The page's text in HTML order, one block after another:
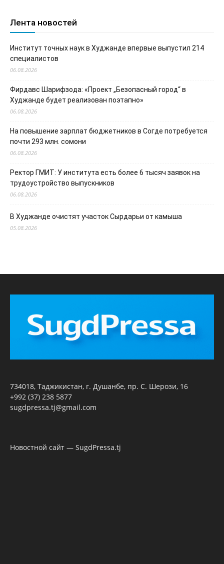
Лента новостей
Институт точных наук в Худжанде впервые выпустил 214
специалистов
06.08.2026
Фирдавс Шарифзода: «Проект „Безопасный город“ в
Худжанде будет реализован поэтапно»
06.08.2026
На повышение зарплат бюджетников в Согде потребуется
почти 293 млн. сомони
06.08.2026
Ректор ГМИТ: У института есть более 6 тысяч заявок на
трудоустройство выпускников
06.08.2026
В Худжанде очистят участок Сырдарьи от камыша
05.08.2026
734018, Таджикистан, г. Душанбе, пр. С. Шерози, 16
+992 (37) 238 5877
sugdpressa.tj@gmail.com
Новостной сайт — SugdPressa.tj